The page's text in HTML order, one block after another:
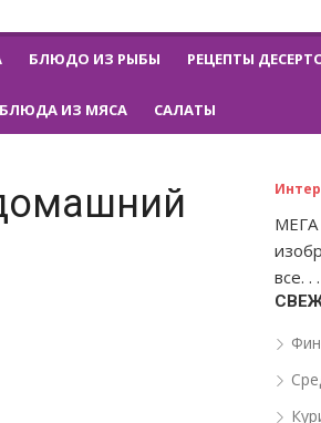
БЛЮДО ИЗ РЫБЫ РЕЦЕПТЫ
ИЗ МЯСА САЛАТЫ
МЕГА
все. . .